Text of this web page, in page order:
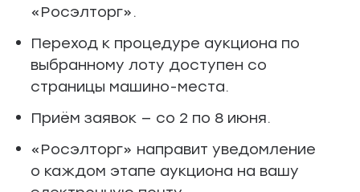
«Росэлторг».
Переход к процедуре аукциона по
выбранному лоту доступен со
страницы машино-места.
Приём заявок — со 2 по 8 июня.
«Росэлторг» направит уведомление
о каждом этапе аукциона на вашу